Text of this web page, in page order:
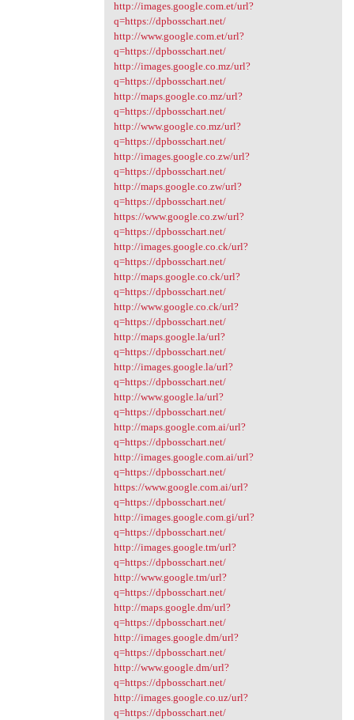
http://images.google.com.et/url?
q=https://dpbosschart.net/
http://www.google.com.et/url?
q=https://dpbosschart.net/
http://images.google.co.mz/url?
q=https://dpbosschart.net/
http://maps.google.co.mz/url?
q=https://dpbosschart.net/
http://www.google.co.mz/url?
q=https://dpbosschart.net/
http://images.google.co.zw/url?
q=https://dpbosschart.net/
http://maps.google.co.zw/url?
q=https://dpbosschart.net/
https://www.google.co.zw/url?
q=https://dpbosschart.net/
http://images.google.co.ck/url?
q=https://dpbosschart.net/
http://maps.google.co.ck/url?
q=https://dpbosschart.net/
http://www.google.co.ck/url?
q=https://dpbosschart.net/
http://maps.google.la/url?
q=https://dpbosschart.net/
http://images.google.la/url?
q=https://dpbosschart.net/
http://www.google.la/url?
q=https://dpbosschart.net/
http://maps.google.com.ai/url?
q=https://dpbosschart.net/
http://images.google.com.ai/url?
q=https://dpbosschart.net/
https://www.google.com.ai/url?
q=https://dpbosschart.net/
http://images.google.com.gi/url?
q=https://dpbosschart.net/
http://images.google.tm/url?
q=https://dpbosschart.net/
http://www.google.tm/url?
q=https://dpbosschart.net/
http://maps.google.dm/url?
q=https://dpbosschart.net/
http://images.google.dm/url?
q=https://dpbosschart.net/
http://www.google.dm/url?
q=https://dpbosschart.net/
http://images.google.co.uz/url?
q=https://dpbosschart.net/